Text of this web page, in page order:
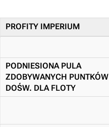
PROFITY IMPERIUM
PODNIESIONA PULA
ZDOBYWANYCH PUNTKÓW
DOŚW. DLA FLOTY